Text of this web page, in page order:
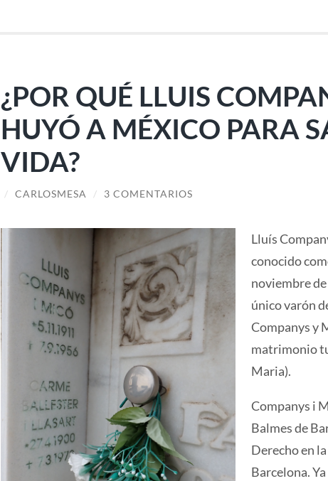
¿POR QUÉ LLUIS
HUYÓ A MÉXICO PARA
VIDA?
/ CARLOSMESA / 3 COMENTARIOS
Lluís
conocido
noviembre
único varón
Companys y
matrimonio
Maria).
Companys i
Balmes de
Derecho en
Barcelona.